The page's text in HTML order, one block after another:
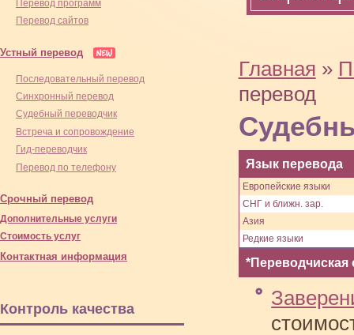
Перевод программ
Перевод сайтов
Устный перевод
Последовательный перевод
Синхронный перевод
Cудебный переводчик
Встреча и сопровождение
Гид-переводчик
Перевод по телефону
Срочный перевод
Дополнительные услуги
Стоимость услуг
Контактная информация
Контроль качества
Главная »
перевод
Язык перевода
Европейские языки
СНГ и ближн. зар.
Азия
Редкие языки
*Переводчиская